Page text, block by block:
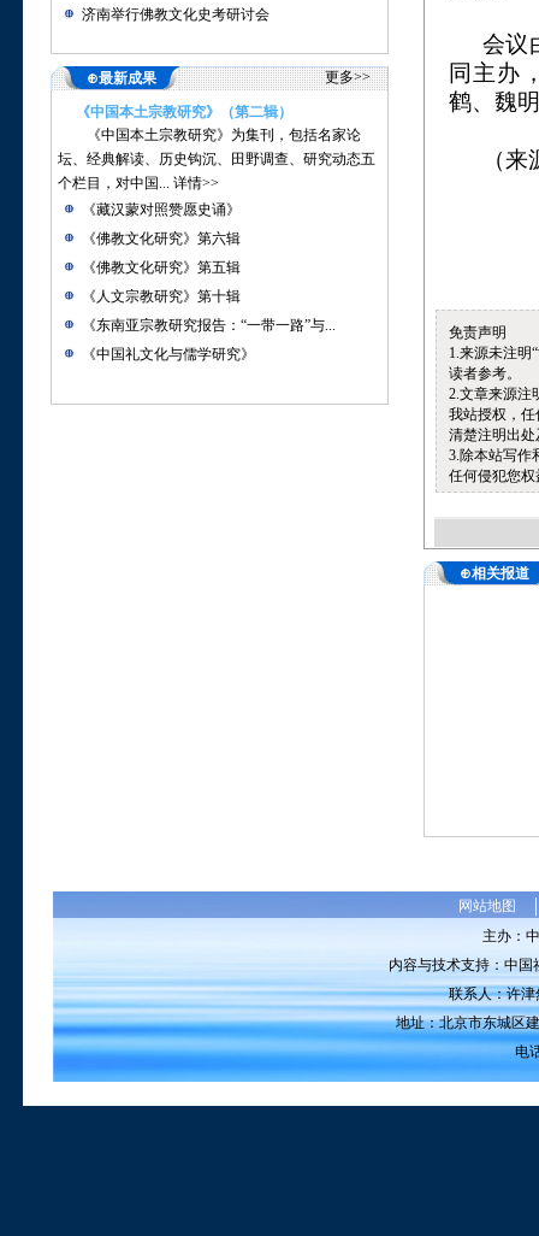
济南举行佛教文化史考研讨会
⊕最新成果 更多>>
《中国本土宗教研究》（第二辑）
《中国本土宗教研究》为集刊，包括名家论
坛、经典解读、历史钩沉、田野调查、研究动态五
个栏目，对中国... 详情>>
《藏汉蒙对照赞愿史诵》
《佛教文化研究》第六辑
《佛教文化研究》第五辑
《人文宗教研究》第十辑
《东南亚宗教研究报告：“一带一路”与...
《中国礼文化与儒学研究》
会议
同主办
鹤、魏
（
免责声明
1.来源未注明
读者参考。
2.文章来源注
我站授权，
清楚注明出
3.除本站写作
任何侵犯您
⊕相关报道
网站地图
主办：
内容与技术支持：中
联系人：许津
地址：北京市东城区
电